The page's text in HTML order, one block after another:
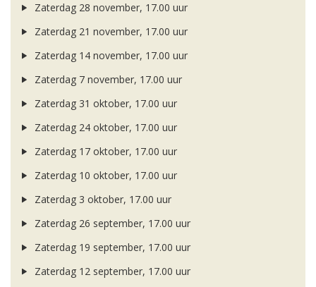
Zaterdag 28 november, 17.00 uur
Zaterdag 21 november, 17.00 uur
Zaterdag 14 november, 17.00 uur
Zaterdag 7 november, 17.00 uur
Zaterdag 31 oktober, 17.00 uur
Zaterdag 24 oktober, 17.00 uur
Zaterdag 17 oktober, 17.00 uur
Zaterdag 10 oktober, 17.00 uur
Zaterdag 3 oktober, 17.00 uur
Zaterdag 26 september, 17.00 uur
Zaterdag 19 september, 17.00 uur
Zaterdag 12 september, 17.00 uur